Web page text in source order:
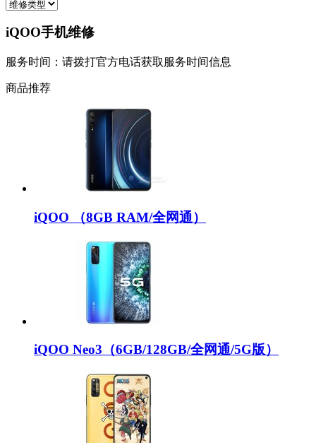
iQOO手机维修
服务时间：请拨打官方电话获取服务时间信息
商品推荐
iQOO （8GB RAM/全网通）
iQOO Neo3（6GB/128GB/全网通/5G版）